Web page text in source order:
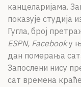
канцеларијама.
показује
Гугла, број
ESPN, Facebookу
дан померања
Запослени нису
сат времена